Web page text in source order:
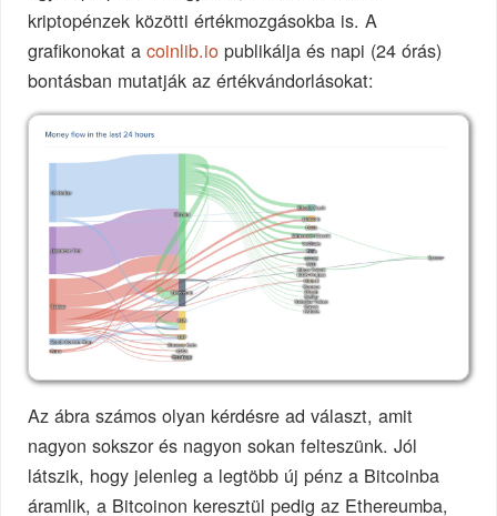
kriptopénzek közötti értékmozgásokba is. A
grafikonokat acoinlib.io publikálja és napi (24 órás)
bontásban mutatják az értékvándorlásokat:
Az ábra számos olyan kérdésre ad választ, amit
nagyon sokszor és nagyon sokan felteszünk. Jól
látszik, hogy jelenleg a legtöbb új pénz a Bitcoinba
áramlik, a Bitcoinon keresztül pedig az Ethereumba,